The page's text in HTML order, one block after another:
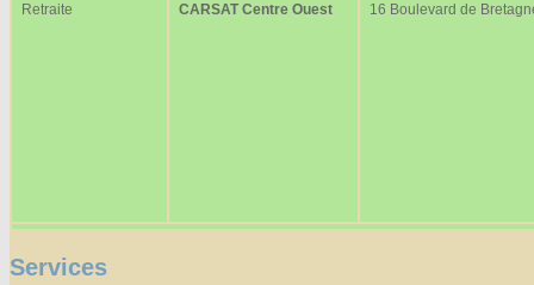
Retraite CARSAT Centre Ouest 16 Boulevard de
Services